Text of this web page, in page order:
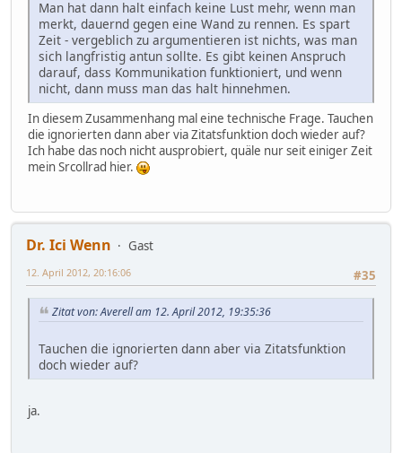
Man hat dann halt einfach keine Lust mehr, wenn man
merkt, dauernd gegen eine Wand zu rennen. Es spart
Zeit - vergeblich zu argumentieren ist nichts, was man
sich langfristig antun sollte. Es gibt keinen Anspruch
darauf, dass Kommunikation funktioniert, und wenn
nicht, dann muss man das halt hinnehmen.
In diesem Zusammenhang mal eine technische Frage. Tauchen
die ignorierten dann aber via Zitatsfunktion doch wieder auf?
Ich habe das noch nicht ausprobiert, quäle nur seit einiger Zeit
mein Srcollrad hier.
Dr. Ici Wenn
Gast
#35
12. April 2012, 20:16:06
Zitat von: Averell am 12. April 2012, 19:35:36
Tauchen die ignorierten dann aber via Zitatsfunktion
doch wieder auf?
ja.